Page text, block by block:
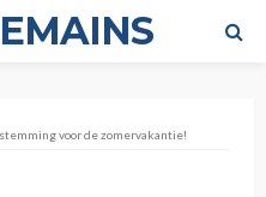
voor de zomervakantie!